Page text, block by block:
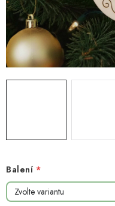
TIPY NA TVOŘENÍ
Dopravné Kontaktujte nás
Balení